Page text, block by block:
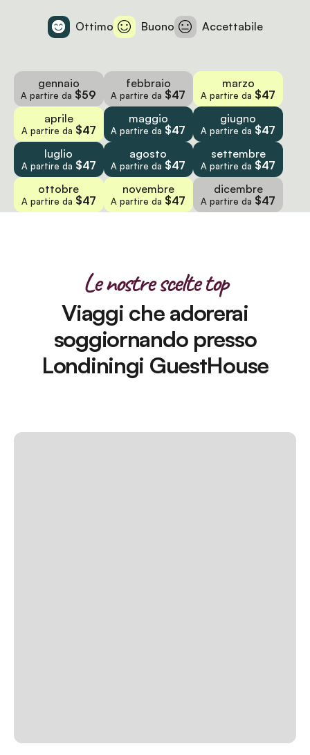
Ottimo Buono Accettabile
gennaio
A partire da $59
febbraio
A partire da $47
marzo
A partire da $47
aprile
A partire da $47
maggio
A partire da $47
giugno
A partire da $47
luglio
A partire da $47
agosto
A partire da $47
settembre
A partire da $47
ottobre
A partire da $47
novembre
A partire da $47
dicembre
A partire da $47
Le nostre scelte top
Viaggi che adorerai
soggiornando presso
Londiningi GuestHouse